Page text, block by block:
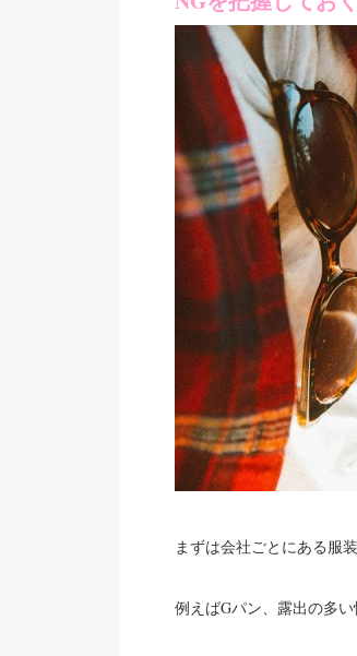
まずは会社ごとにある服
例えばGパン、露出の多